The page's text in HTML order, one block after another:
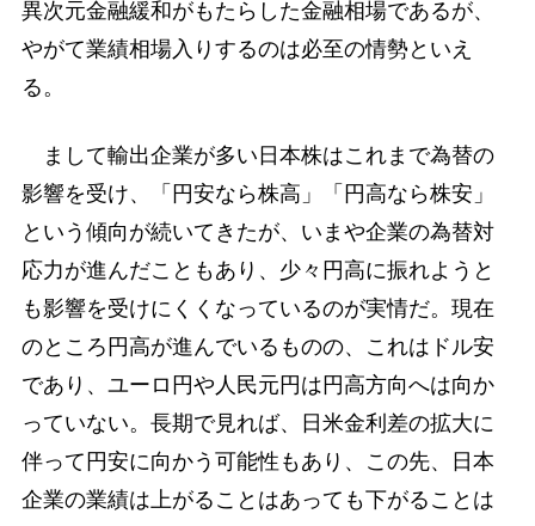
異次元金融緩和がもたらした金融相場であるが、
やがて業績相場入りするのは必至の情勢といえ
る。
まして輸出企業が多い日本株はこれまで為替の
影響を受け、「円安なら株高」「円高なら株安」
という傾向が続いてきたが、いまや企業の為替対
応力が進んだこともあり、少々円高に振れようと
も影響を受けにくくなっているのが実情だ。現在
のところ円高が進んでいるものの、これはドル安
であり、ユーロ円や人民元円は円高方向へは向か
っていない。長期で見れば、日米金利差の拡大に
伴って円安に向かう可能性もあり、この先、日本
企業の業績は上がることはあっても下がることは